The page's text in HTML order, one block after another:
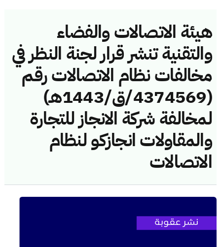
هيئة الاتصالات والفضاء
والتقنية تنشر قرار لجنة النظر في
مخالفات نظام الاتصالات رقم
(4374569/ق/1443هـ)
لمخالفة شركة الانجاز للتجارة
والمقاولات انجازكو لنظام
الاتصالات